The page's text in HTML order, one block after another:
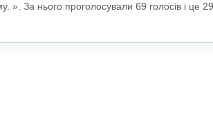
». За нього проголосували 69 голосів і це